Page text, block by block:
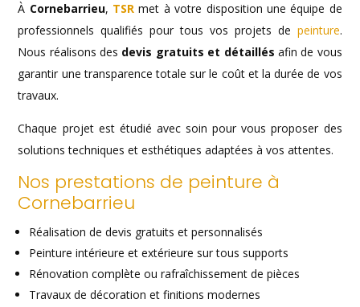
À Cornebarrieu, TSR met à votre disposition une équipe de
professionnels qualifiés pour tous vos projets de peinture.
Nous réalisons des devis gratuits et détaillés afin de vous
garantir une transparence totale sur le coût et la durée de vos
travaux.
Chaque projet est étudié avec soin pour vous proposer des
solutions techniques et esthétiques adaptées à vos attentes.
Nos prestations de peinture à
Cornebarrieu
Réalisation de devis gratuits et personnalisés
Peinture intérieure et extérieure sur tous supports
Rénovation complète ou rafraîchissement de pièces
Travaux de décoration et finitions modernes